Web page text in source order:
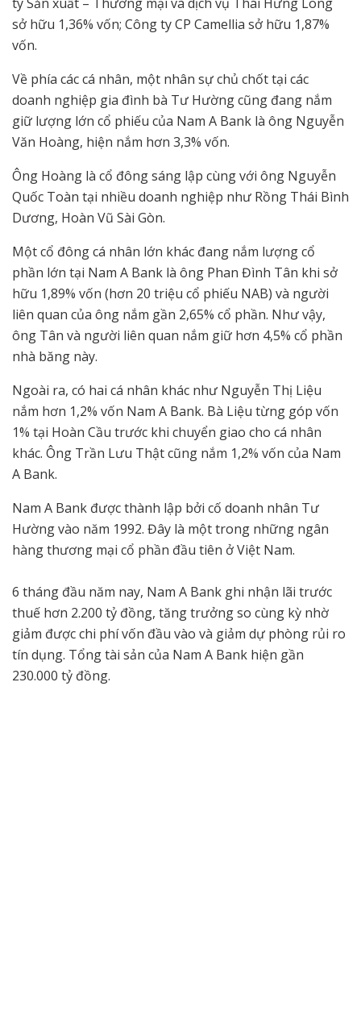
sở hữu 1,36% vốn; Công ty CP Camellia sở hữu 1,87%
vốn.
Về phía các cá nhân, một nhân sự chủ chốt tại các
doanh nghiệp gia đình bà Tư Hường cũng đang nắm
giữ lượng lớn cổ phiếu của Nam A Bank là ông Nguyễn
Văn Hoàng, hiện nắm hơn 3,3% vốn.
Ông Hoàng là cổ đông sáng lập cùng với ông Nguyễn
Quốc Toàn tại nhiều doanh nghiệp như Rồng Thái Bình
Dương, Hoàn Vũ Sài Gòn.
Một cổ đông cá nhân lớn khác đang nắm lượng cổ
phần lớn tại Nam A Bank là ông Phan Đình Tân khi sở
hữu 1,89% vốn (hơn 20 triệu cổ phiếu NAB) và người
liên quan của ông nắm gần 2,65% cổ phần. Như vậy,
ông Tân và người liên quan nắm giữ hơn 4,5% cổ phần
nhà băng này.
Ngoài ra, có hai cá nhân khác như Nguyễn Thị Liệu
nắm hơn 1,2% vốn Nam A Bank. Bà Liệu từng góp vốn
1% tại Hoàn Cầu trước khi chuyển giao cho cá nhân
khác. Ông Trần Lưu Thật cũng nắm 1,2% vốn của Nam
A Bank.
Nam A Bank được thành lập bởi cố doanh nhân Tư
Hường vào năm 1992. Đây là một trong những ngân
hàng thương mại cổ phần đầu tiên ở Việt Nam.
6 tháng đầu năm nay, Nam A Bank ghi nhận lãi trước
thuế hơn 2.200 tỷ đồng, tăng trưởng so cùng kỳ nhờ
giảm được chi phí vốn đầu vào và giảm dự phòng rủi ro
tín dụng. Tổng tài sản của Nam A Bank hiện gần
230.000 tỷ đồng.